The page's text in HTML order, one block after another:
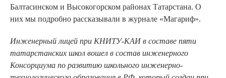
Балтасинском и Высокогорском районах Татарстана. О
них мы подробно рассказывали в журнале «Магариф».
Инженерный лицей при КНИТУ-КАИ в составе пяти
татарстанских школ вошел в состав инженерного
Консорциума по развитию школьного инженерно-